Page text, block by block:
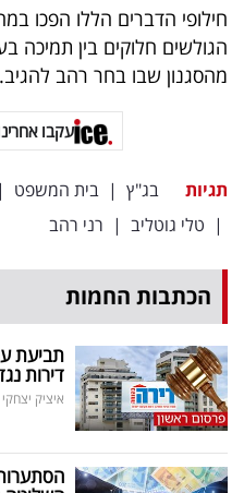
פרסמו
באייס
חילופי הדברים הללו הפכו
הגולשים חלוקים בין תמיכה
מהסגנון שבו בחר רהב להגיב.
עקבו
תגיות בג"ץ | בית המשפט |
| טלי גוטליב | רני רהב
הכתבות החמות
דירות
איציק יצחקי
הסתערות